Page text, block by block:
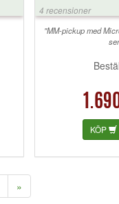
neutral
4 recensioner
"MM-pickup med
KÖP
»